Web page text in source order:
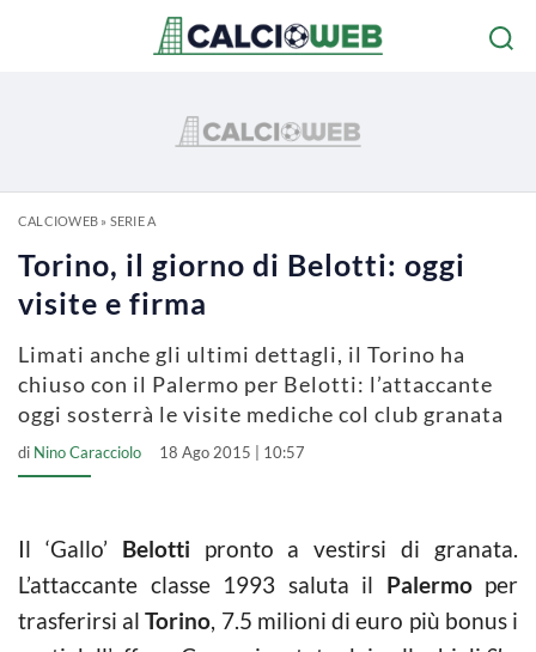
CALCIOWEB» SERIE A
Torino, il giorno di Belotti: oggi
visite e firma
Limati anche gli ultimi dettagli, il Torino ha
chiuso con il Palermo per Belotti: l’attaccante
oggi sosterrà le visite mediche col club granata
di Nino Caracciolo 18 Ago 2015 | 10:57
Il ‘Gallo’ Belotti pronto a vestirsi di granata.
L’attaccante classe 1993 saluta il Palermoper
trasferirsi alTorino, 7.5 milioni di euro più bonus i